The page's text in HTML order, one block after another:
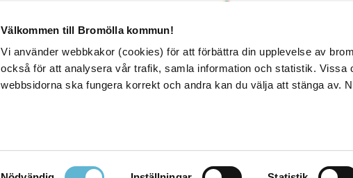
Välkommen till Bromölla kommun!
Vi använder webbkakor (cookies) för att förbättra din upplevelse av
också för att analysera vår trafik, samla information och statistik. Vissa
webbsidorna ska fungera korrekt och andra kan du välja att stänga av.
Samtyckesval